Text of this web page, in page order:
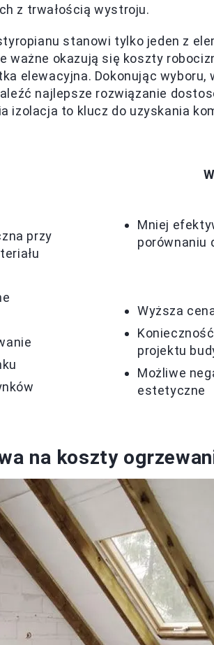
z trwałością wystroju.
stanowi tylko jeden z
ważne okazują się koszty
elewacyjna. Dokonując wyboru,
najlepsze rozwiązanie
izolacja to klucz do uzyskania
przy
Mniej
porównaniu
Wyższa
projektu
Możliwe
estetyczne
na koszty